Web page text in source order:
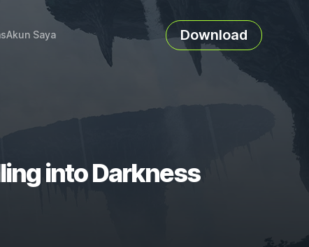
Akun Saya Download
into Darkness